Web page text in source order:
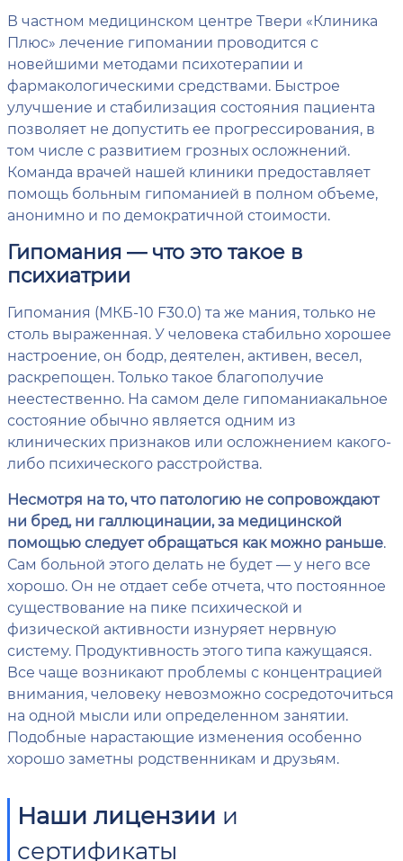
В частном медицинском центре Твери «Клиника
Плюс» лечение гипомании проводится с
новейшими методами психотерапии и
фармакологическими средствами. Быстрое
улучшение и стабилизация состояния пациента
позволяет не допустить ее прогрессирования, в
том числе с развитием грозных осложнений.
Команда врачей нашей клиники предоставляет
помощь больным гипоманией в полном объеме,
анонимно и по демократичной стоимости.
Гипомания — что это такое в
психиатрии
Гипомания (МКБ-10 F30.0) та же мания, только не
столь выраженная. У человека стабильно хорошее
настроение, он бодр, деятелен, активен, весел,
раскрепощен. Только такое благополучие
неестественно. На самом деле гипоманиакальное
состояние обычно является одним из
клинических признаков или осложнением какого-
либо психического расстройства.
Несмотря на то, что патологию не сопровождают
ни бред, ни галлюцинации, за медицинской
помощью следует обращаться как можно раньше.
Сам больной этого делать не будет — у него все
хорошо. Он не отдает себе отчета, что постоянное
существование на пике психической и
физической активности изнуряет нервную
систему. Продуктивность этого типа кажущаяся.
Все чаще возникают проблемы с концентрацией
внимания, человеку невозможно сосредоточиться
на одной мысли или определенном занятии.
Подобные нарастающие изменения особенно
хорошо заметны родственникам и друзьям.
Наши лицензии и
сертификаты